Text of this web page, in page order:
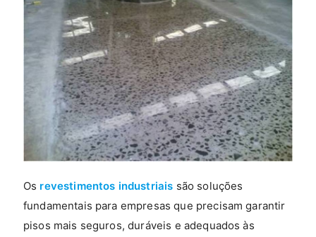
Os revestimentos industriais são soluções
fundamentais para empresas que precisam garantir
pisos mais seguros, duráveis e adequados às